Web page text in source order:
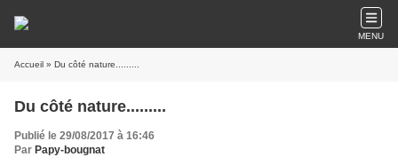
MENU
Accueil » Du côté nature.........
Du côté nature.........
Publié le 29/08/2017 à 16:46
Par Papy-bougnat